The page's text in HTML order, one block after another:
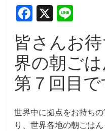
F
e
b
o
o
k
X
e
皆さんお
界の朝ごは
第７回目で
世界中に拠点をお持ち
り、世界各地の朝ごは